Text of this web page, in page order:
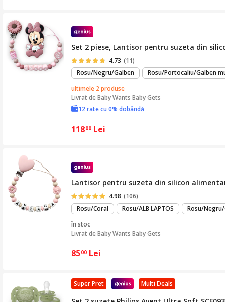
Set 2 piese, Lantisor pentru suzeta din
4.73 (11)
Rosu/Negru/Galben
Rosu/Portocaliu/Galben
ultimele 2 produse
Livrat deBaby Wants Baby Gets
12 rate cu 0% dobândă
11800 Lei
Lantisor pentru suzeta din silicon
4.98 (106)
Rosu/Coral
Rosu/ALB LAPTOS
Rosu/
în stoc
Livrat deBaby Wants Baby Gets
8500 Lei
Multi Deals
Super Pret